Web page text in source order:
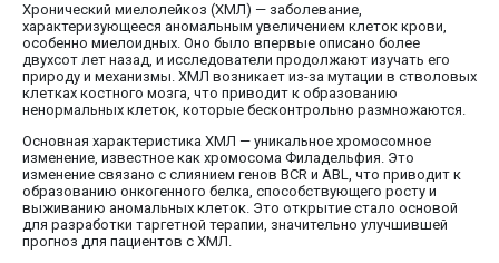
Хронический миелолейкоз (ХМЛ) — заболевание,
характеризующееся аномальным увеличением клеток крови,
особенно миелоидных. Оно было впервые описано более
двухсот лет назад, и исследователи продолжают изучать его
природу и механизмы. ХМЛ возникает из-за мутации в стволовых
клетках костного мозга, что приводит к образованию
ненормальных клеток, которые бесконтрольно размножаются.
Основная характеристика ХМЛ — уникальное хромосомное
изменение, известное как хромосома Филадельфия. Это
изменение связано с слиянием генов BCR и ABL, что приводит к
образованию онкогенного белка, способствующего росту и
выживанию аномальных клеток. Это открытие стало основой
для разработки таргетной терапии, значительно улучшившей
прогноз для пациентов с ХМЛ.